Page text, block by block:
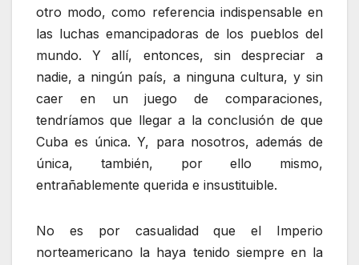
otro modo, como referencia indispensable en
las luchas emancipadoras de los pueblos del
mundo. Y allí, entonces, sin despreciar a
nadie, a ningún país, a ninguna cultura, y sin
caer en un juego de comparaciones,
tendríamos que llegar a la conclusión de que
Cuba es única. Y, para nosotros, además de
única, también, por ello mismo,
entrañablemente querida e insustituible.
No es por casualidad que el Imperio
norteamericano la haya tenido siempre en la